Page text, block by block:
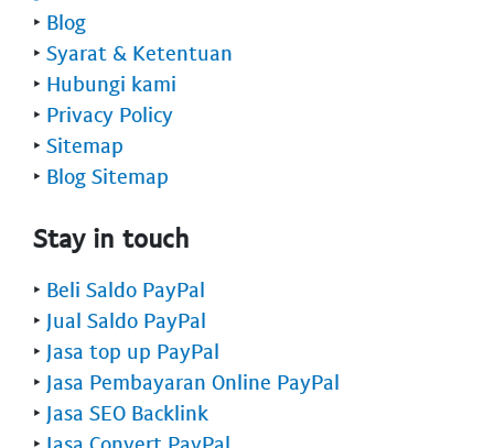
‣ Blog
‣ Syarat & Ketentuan
‣ Hubungi kami
‣ Privacy Policy
‣ Sitemap
‣ Blog Sitemap
Stay in touch
‣ Beli Saldo PayPal
‣ Jual Saldo PayPal
‣ Jasa top up PayPal
‣ Jasa Pembayaran Online PayPal
‣ Jasa SEO Backlink
‣ Jasa Convert PayPal